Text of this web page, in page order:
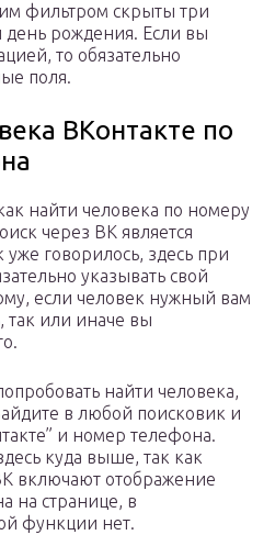
фильтром скрыты три
день рождения. Если вы
то обязательно
поля.
ВКонтакте по
найти человека по номеру
через ВК является
говорилось, здесь при
указывать свой
если человек нужный вам
так или иначе вы
найти человека,
в любой поисковик и
и номер телефона.
куда выше, так как
включают отображение
на странице, в
функции нет.